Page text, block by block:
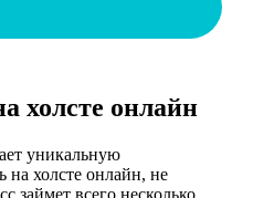
холсте онлайн
уникальную
на холсте онлайн, не